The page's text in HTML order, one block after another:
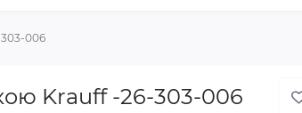
006
Krauff -26-303-006